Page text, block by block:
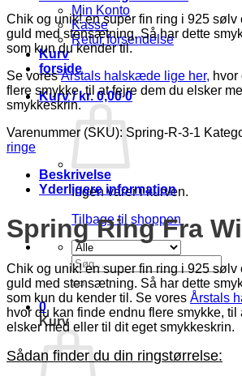
Min Konto
Kasse
Retur forsendelse
Kurv
forside
Kurv /kr.0,00 0
Ingen varer i kurven.
Tilbage til shoppen
Søg
efter:
0
Kurv
Chik og unik! en super fin ring i 925 sølv
guld med stensætning. Så har dette
som kun du kender til.
Se voresÅrstals halskæde lige her, hvor
flere smykke, til at fejre dem du elsker
smykkeskrin.
Varenummer (SKU): Spring-R-3-1
ringe
Beskrivelse
Yderligere information
Spring Ring Fra
Chik og unik! en super fin ring i 925 sølv
guld med stensætning. Så har dette
som kun du kender til. Se vores Årstals
hvor du kan finde endnu flere smykke, til
elsker med eller til dit eget smykkeskrin.
Sådan finder du din ringstørrelse: